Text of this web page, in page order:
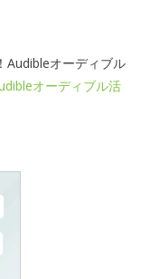
Audibleオーディブル
オーディブル活